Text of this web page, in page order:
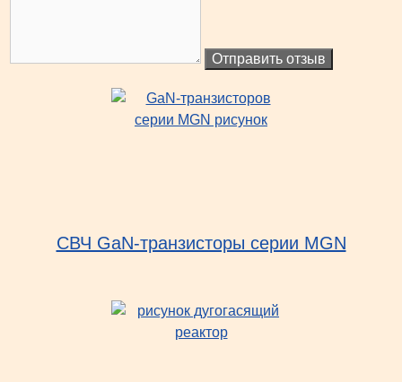
Отправить отзыв
СВЧ GaN-транзисторы серии MGN